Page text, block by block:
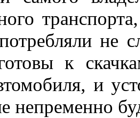
не
к
и
непременно